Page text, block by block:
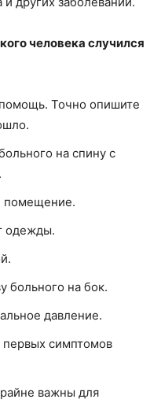
человека случился
Точно опишите
на спину с
помещение.
одежды.
больного на бок.
давление.
первых симптомов
важны для